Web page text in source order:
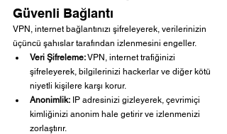
Güvenli Bağlantı
VPN, internet bağlantınızı şifreleyerek, verilerinizin
üçüncü şahıslar tarafından izlenmesini engeller.
Veri Şifreleme: VPN, internet trafiğinizi
şifreleyerek, bilgilerinizi hackerlar ve diğer kötü
niyetli kişilere karşı korur.
Anonimlik: IP adresinizi gizleyerek, çevrimiçi
kimliğinizi anonim hale getirir ve izlenmenizi
zorlaştırır.